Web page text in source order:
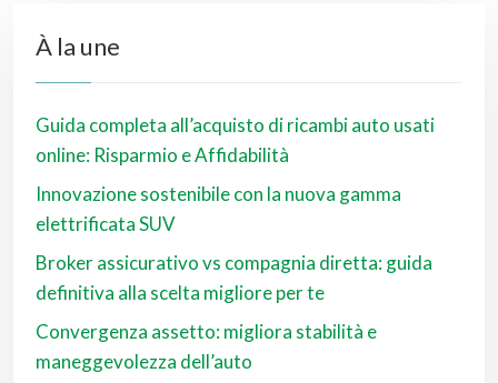
À la une
Guida completa all’acquisto di ricambi auto usati
online: Risparmio e Affidabilità
Innovazione sostenibile con la nuova gamma
elettrificata SUV
Broker assicurativo vs compagnia diretta: guida
definitiva alla scelta migliore per te
Convergenza assetto: migliora stabilità e
maneggevolezza dell’auto